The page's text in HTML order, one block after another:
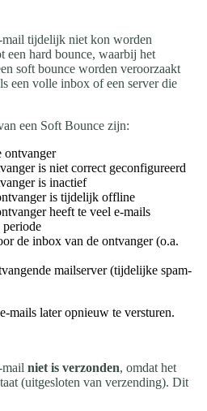
mail tijdelijk niet kon worden
een hard bounce, waarbij het
soft bounce worden veroorzaakt
een volle inbox of een server die
een Soft Bounce zijn:
ontvanger
is niet correct geconfigureerd
is inactief
is tijdelijk offline
heeft te veel e-mails
periode
de inbox van de ontvanger (o.a.
mailserver (tijdelijke spam-
mails later opnieuw te versturen.
mail niet is verzonden, omdat het
(uitgesloten van verzending). Dit